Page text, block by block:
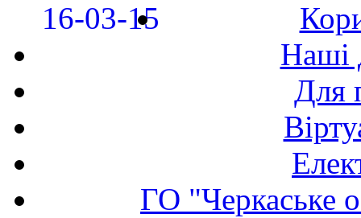
Наші
Для
ГО "Черкаське